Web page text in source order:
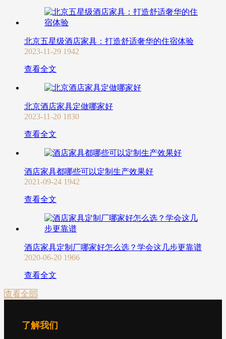
北京五星级酒店家具：打造舒适奢华的住宿体验
2023-11-29 1942
查看全文
北京酒店家具定做哪家好
2023-11-20 1830
查看全文
酒店家具都哪些可以定制生产效果好
2021-09-24 1942
查看全文
酒店家具定制厂哪家好怎么选？学会这几步更靠谱
2020-06-20 1966
查看全文
查看全部
了解我们